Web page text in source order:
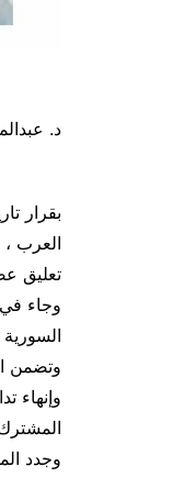
د.
بقرار
تعليق
وجاء في
وتضمن
وإنهاء
وجدد